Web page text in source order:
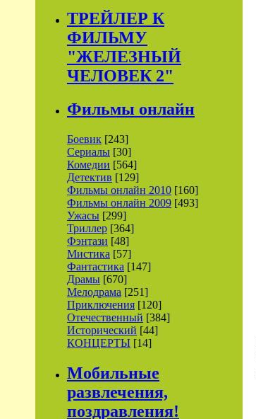
ТРЕЙЛЕР К
ФИЛЬМУ
"ЖЕЛЕЗНЫЙ
ЧЕЛОВЕК 2"
Фильмы онлайн
Боевик [243]
Сериалы [30]
Комедии [564]
Детектив [129]
Фильмы онлайн 2010 [160]
Фильмы онлайн 2009 [493]
Ужасы [299]
Триллер [364]
Фэнтази [48]
Мистика [57]
Фантастика [147]
Драмы [670]
Мелодрама [251]
Приключения [120]
Отечественный [384]
Исторический [44]
КОНЦЕРТЫ [14]
Мобильные
развлечения,
поздравления!